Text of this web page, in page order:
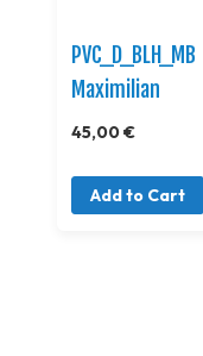
PVC_D_BLH_MB
Maximilian
45,00 €
Add to Cart